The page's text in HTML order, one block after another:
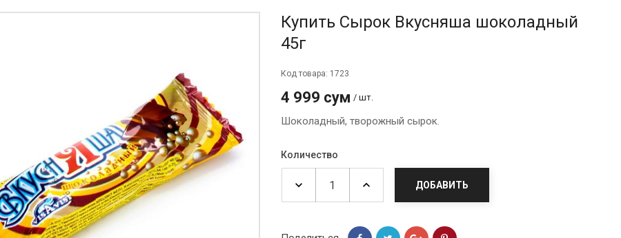
Купить Сырок Вкусняша шоколадный
45г
Код товара: 1723
4 999 сум / шт.
Шоколадный, творожный cырок.
Количество
ДОБАВИТЬ